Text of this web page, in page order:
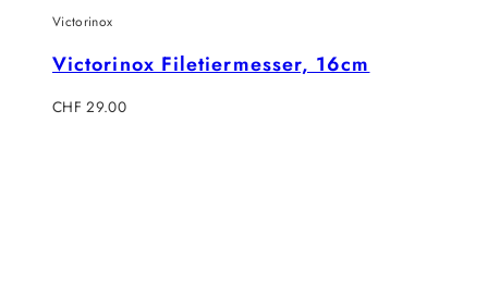
Victorinox
Victorinox Filetiermesser, 16cm
Regulärer
CHF 29.00